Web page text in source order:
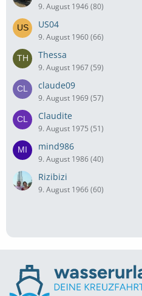
9. August 1946 (80)
US04
9. August 1960 (66)
Thessa
9. August 1967 (59)
claude09
9. August 1969 (57)
Claudite
9. August 1975 (51)
mind986
9. August 1986 (40)
Rizibizi
9. August 1966 (60)